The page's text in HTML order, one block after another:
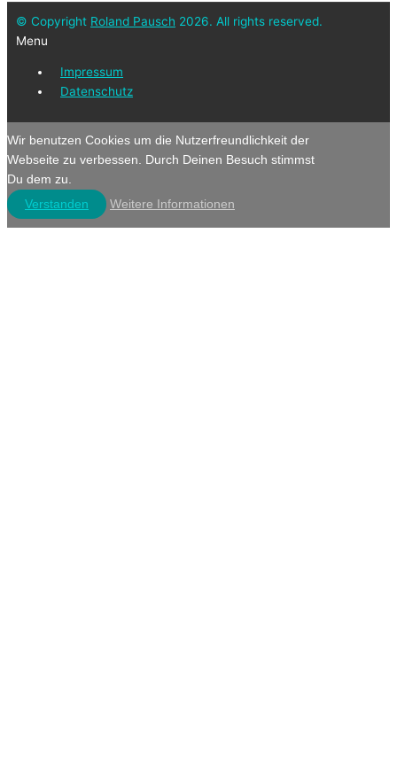
© Copyright Roland Pausch 2026. All rights reserved.
Menu
Impressum
Datenschutz
Wir benutzen Cookies um die Nutzerfreundlichkeit der
Webseite zu verbessen. Durch Deinen Besuch stimmst
Du dem zu.
Verstanden
Weitere Informationen